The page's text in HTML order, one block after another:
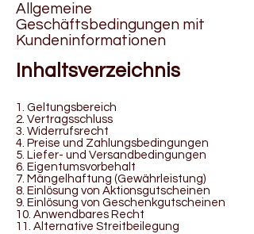
Allgemeine
Geschäftsbedingungen mit
Kundeninformationen
Inhaltsverzeichnis
1. Geltungsbereich
2. Vertragsschluss
3. Widerrufsrecht
4. Preise und Zahlungsbedingungen
5. Liefer- und Versandbedingungen
6. Eigentumsvorbehalt
7. Mängelhaftung (Gewährleistung)
8. Einlösung von Aktionsgutscheinen
9. Einlösung von Geschenkgutscheinen
10. Anwendbares Recht
11. Alternative Streitbeilegung